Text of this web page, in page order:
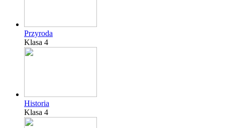
Przyroda
Klasa 4
Historia
Klasa 4